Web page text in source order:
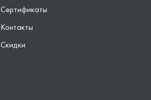
Сертификаты
Контакты
Скидки